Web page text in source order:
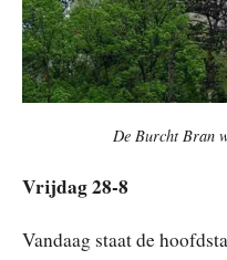
De Burcht Bran
Vrijdag 28-8
Vandaag staat de